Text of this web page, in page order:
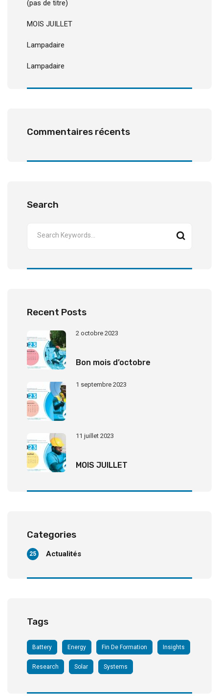
(pas de titre)
MOIS JUILLET
Lampadaire
Lampadaire
Commentaires récents
Search
Recent Posts
2 octobre 2023
Bon mois d’octobre
1 septembre 2023
11 juillet 2023
MOIS JUILLET
Categories
Actualités
25
Tags
Battery Energy Fin De Formation Insights
Research Solar Systems